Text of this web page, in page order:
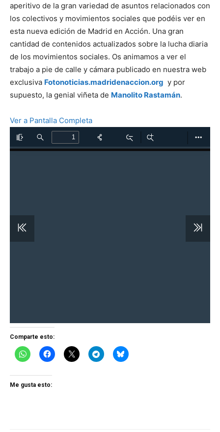
aperitivo de la gran variedad de asuntos relacionados con
los colectivos y movimientos sociales que podéis ver en
esta nueva edición de Madrid en Acción. Una gran
cantidad de contenidos actualizados sobre la lucha diaria
de los movimientos sociales. Os animamos a ver el
trabajo a pie de calle y cámara publicado en nuestra web
exclusiva Fotonoticias.madridenaccion.org y por
supuesto, la genial viñeta de Manolito Rastamán.
Ver a Pantalla Completa
Comparte esto:
Me gusta esto: